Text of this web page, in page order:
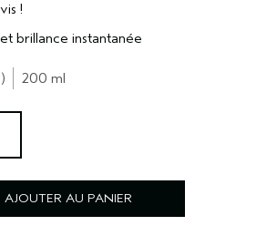
!
brillance instantanée
200 ml
AJOUTER AU PANIER